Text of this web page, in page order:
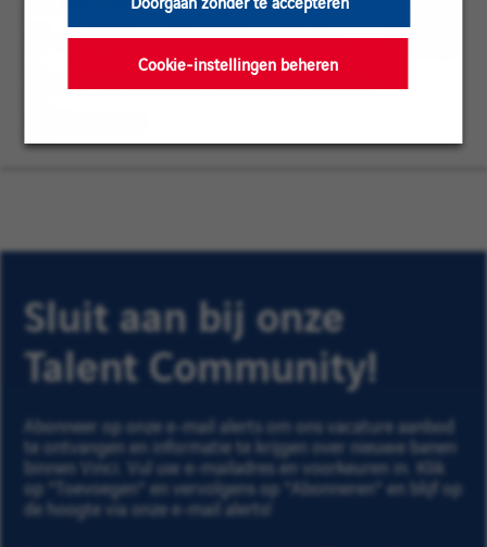
Cookie-instellingen beheren
Chevilly-Larue, Île-de-France Region
Larue,
Region
PROJECTLEIDING / INBEDRIJFSTELLING
INBEDRIJFSTELLING
Sluit aan bij onze
Talent Community!
Abonneer op onze e-mail alerts om ons vacature aanbod
te ontvangen en informatie te krijgen over nieuwe banen
binnen Vinci. Vul uw e-mailadres en voorkeuren in. Klik
op "Toevoegen" en vervolgens op "Abonneren" en blijf op
de hoogte via onze e-mail alerts!